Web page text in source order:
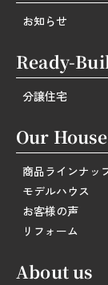
お知らせ
Ready-
分譲住宅
Our House
商品ラインナッ
モデルハウス
お客様の声
リフォーム
About us